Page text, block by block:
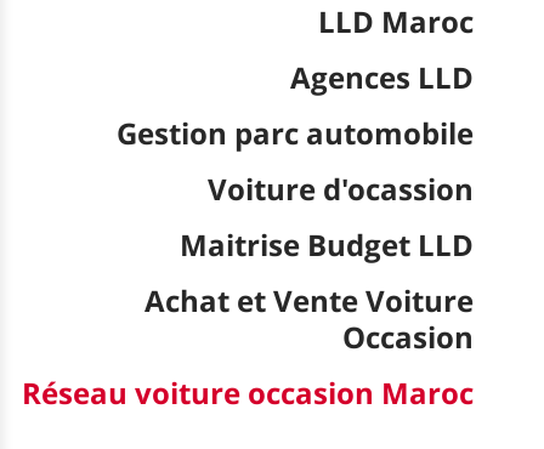
LLD Maroc
Agences LLD
Gestion parc automobile
Voiture d'ocassion
Maitrise Budget LLD
Achat et Vente Voiture
Occasion
Réseau voiture occasion Maroc